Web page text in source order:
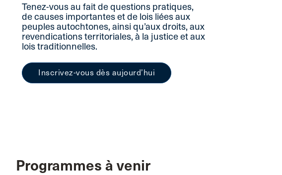
Tenez-vous au fait de questions pratiques,
de causes importantes et de lois liées aux
peuples autochtones, ainsi qu’aux droits, aux
revendications territoriales, à la justice et aux
lois traditionnelles.
Inscrivez-vous dès aujourd’hui
Programmes à venir